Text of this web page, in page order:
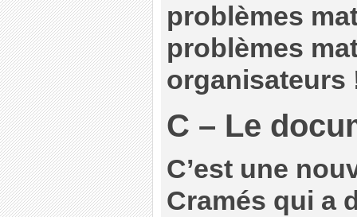
problèmes
problèmes
organisateurs
C – Le
C’est une
Cramés qui a